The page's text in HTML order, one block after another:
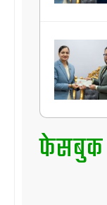
फेसबुक